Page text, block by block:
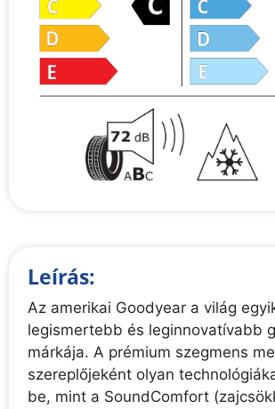
Leírás:
Az amerikai Goodyear a világ
legismertebb és leginnovatívabb
márkája. A prémium szegmens
szereplőjeként olyan
be, mint a SoundComfort